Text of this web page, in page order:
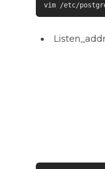
vim /etc/